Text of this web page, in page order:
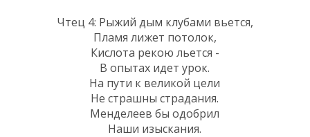
Чтец 4: Рыжий дым клубами вьется,
Пламя лижет потолок,
Кислота рекою льется -
В опытах идет урок.
На пути к великой цели
Не страшны страдания.
Менделеев бы одобрил
Наши изыскания.